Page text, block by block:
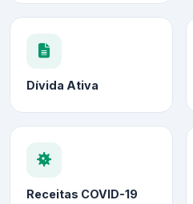
Dívida Ativa
Receitas COVID-19